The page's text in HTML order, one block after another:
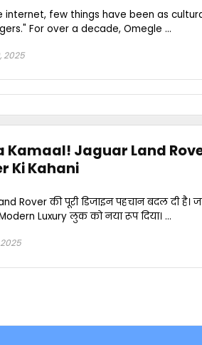
few things have been as
For over a decade, Omegle ...
2025
Kamaal! Jaguar Land
Ki Kahani
Rover की पूरी डिजाइन पहचान बदल दी है।
Luxury लुक को नया रूप दिया। ...